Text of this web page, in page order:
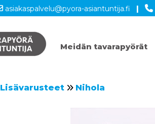
asiakaspalvelu@pyora-asiantuntija.fi |
Meidän tavarapyörät
Lisävarusteet Nihola